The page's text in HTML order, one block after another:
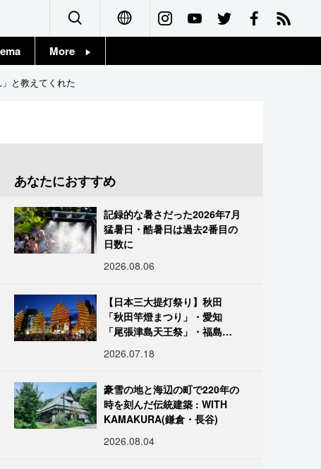
العربية
Русский
More
Topics
東京
お知らせ
と教えてくれた
あなたにおすすめ
記録的な暑さだった2026年7月
猛暑日・酷暑日は過去2番目の
日数に
2026.08.06
【日本三大提灯祭り】秋田
「秋田竿燈まつり」・愛知
「尾張津島天王祭」・福島
だしい灯火が夜空を照らす光
2026.07.18
豪雪の地と海辺の町で220年の
時を刻んだ伝統建築 : WITH
KAMAKURA(鎌倉・長谷)
2026.08.04